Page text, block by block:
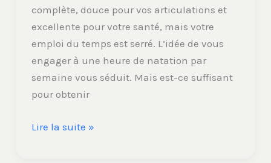
complète, douce pour vos articulations et
excellente pour votre santé, mais votre
emploi du temps est serré. L’idée de vous
engager à une heure de natation par
semaine vous séduit. Mais est-ce suffisant
pour obtenir
Lire la suite »